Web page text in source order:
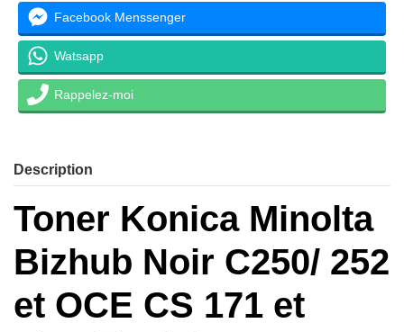
Facebook Menssenger
Watsapp
Rappelez-moi
Description
Toner Konica Minolta
Bizhub Noir C250/ 252
et OCE CS 171 et